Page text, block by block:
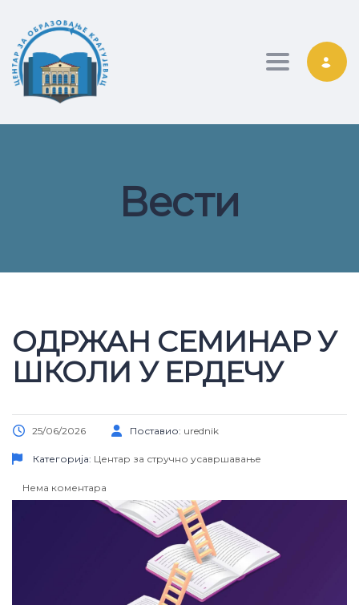
Toggle
Вести
ОДРЖАН СЕМИНАР У
ШКОЛИ У ЕРДЕЧУ
25/06/2026 Поставио: urednik
Категорија: Центар за стручно усавршавање
Нема коментара